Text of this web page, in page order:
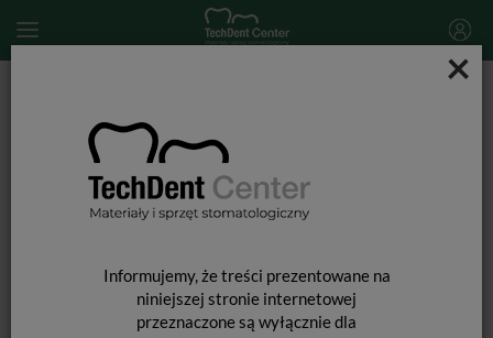
×
Informujemy, że treści prezentowane na
niniejszej stronie internetowej
przeznaczone są wyłącznie dla
MATERIAŁY WYPEŁNIENIOWE ŚWIATŁOUTWARDZALNE
Transcend / strzykawka 4 x 4g (Universal Body)